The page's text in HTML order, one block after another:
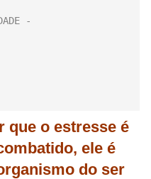
que o estresse é
ele é
do ser